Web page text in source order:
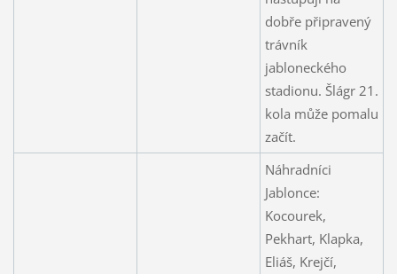
dobře připravený
trávník
jabloneckého
stadionu. Šlágr 21.
kola může pomalu
začít.
Náhradníci
Jablonce:
Kocourek,
Pekhart, Klapka,
Eliáš, Krejčí,